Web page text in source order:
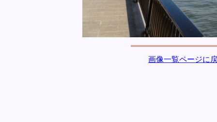
画像一覧ページに